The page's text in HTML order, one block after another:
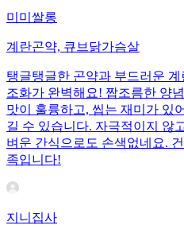
미미쌀롱
계란곤약, 큐브닭가슴살
탱글탱글한 곤약과 부드러운
조화가 완벽해요! 짭조름한 양
맛이 훌륭하고, 씹는 재미가 있
길 수 있습니다. 자극적이지 않
벼운 간식으로도 손색없네요.
족입니다!
지니집사